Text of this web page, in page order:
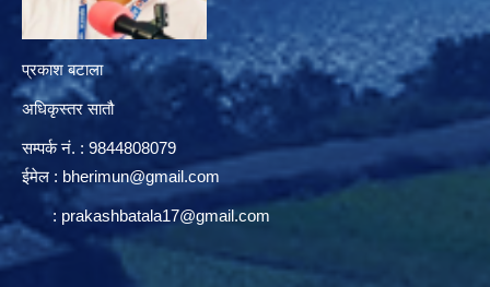
प्रकाश बटाला
अधिकृस्तर सातौ
सम्पर्क न‌ं. : 9844808079
ईमेल : bherimun@gmail.com
: prakashbatala17@gmail.com